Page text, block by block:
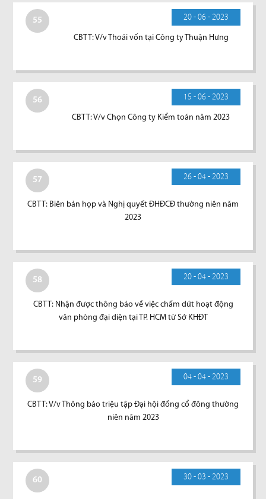
55 20 - 06 - 2023
CBTT: V/v Thoái vốn tại Công ty Thuận Hưng
56 15 - 06 - 2023
CBTT: V/v Chọn Công ty Kiểm toán năm 2023
57 26 - 04 - 2023
CBTT: Biên bản họp và Nghị quyết ĐHĐCĐ thường niên năm
2023
58 20 - 04 - 2023
CBTT: Nhận được thông báo về việc chấm dứt hoạt động
văn phòng đại diện tại TP. HCM từ Sở KHĐT
59 04 - 04 - 2023
CBTT: V/v Thông báo triệu tập Đại hội đồng cổ đông thường
niên năm 2023
60 30 - 03 - 2023